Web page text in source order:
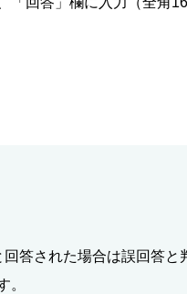
回答された場合は誤回答と
。